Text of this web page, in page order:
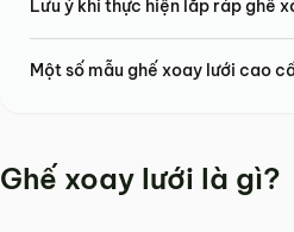
Lưu ý khi thực hiện lắp ráp ghế
Một số mẫu ghế xoay lưới cao
Ghế xoay lưới là gì?